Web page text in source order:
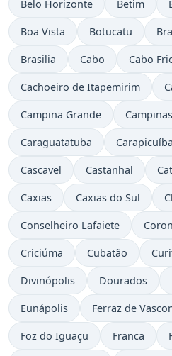
Belo Horizonte Betim
Boa Vista Botucatu
Brasilia Cabo Cabo
Cachoeiro de Itapemirim
Campina Grande Campinas
Caraguatatuba Carapicuíba
Cascavel Castanhal
Caxias Caxias do Sul
Conselheiro Lafaiete
Criciúma Cubatão
Divinópolis Dourados
Eunápolis Ferraz de
Foz do Iguaçu Franca